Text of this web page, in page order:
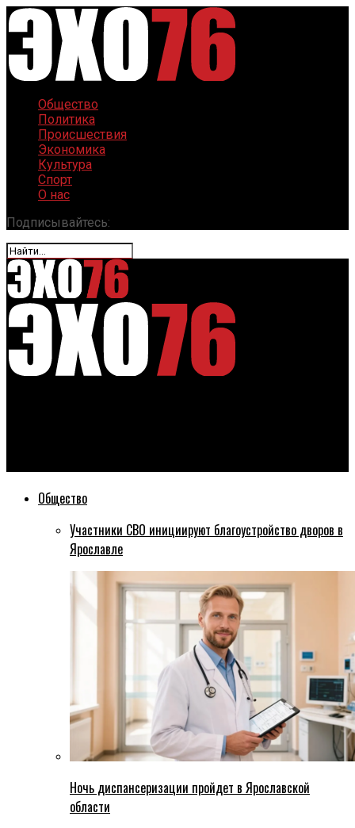
Общество
Политика
Происшествия
Экономика
Культура
Спорт
О нас
Подписывайтесь:
Общество
Участники СВО инициируют благоустройство дворов в
Ярославле
Ночь диспансеризации пройдет в Ярославской
области